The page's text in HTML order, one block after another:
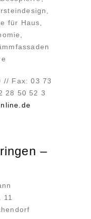
für Haus,
// Fax: 03 73
28 50 52 3
–
11